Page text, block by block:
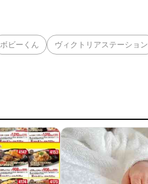
ボビーくん ヴィクトリアステーション